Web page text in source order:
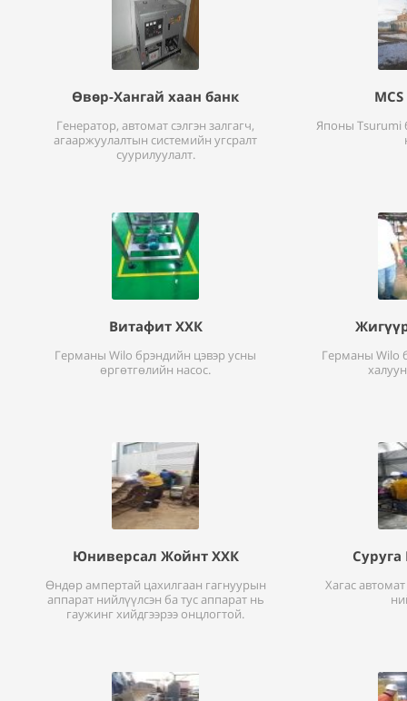
Өвөр-Хангай хаан банк
Генератор, автомат сэлгэн залгагч,
агааржуулалтын системийн угсралт
суурилуулалт.
Японы Tsurumi
Витафит ХХК
Германы Wilo брэндийн цэвэр усны
өргөтгөлийн насос.
Германы Wilo
Юниверсал Жойнт ХХК
Өндөр ампертай цахилгаан гагнуурын
аппарат нийлүүлсэн ба тус аппарат нь
гаужинг хийдгээрээ онцлогтой.
Хагас